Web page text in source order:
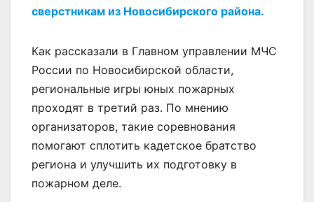
сверстникам из Новосибирского района.
Как рассказали в Главном управлении МЧС
России по Новосибирской области,
региональные игры юных пожарных
проходят в третий раз. По мнению
организаторов, такие соревнования
помогают сплотить кадетское братство
региона и улучшить их подготовку в
пожарном деле.